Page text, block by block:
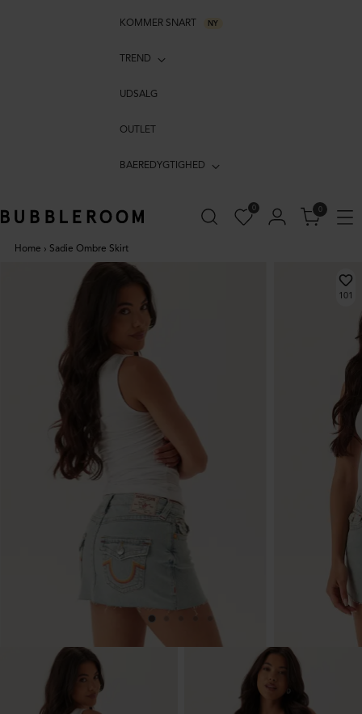
KOMMER SNART NY
TREND
UDSALG
OUTLET
BAEREDYGTIGHED
0 0
Home › Sadie Ombre Skirt
101